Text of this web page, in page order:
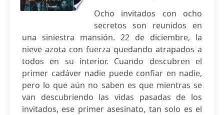
Ocho invitados con ocho
secretos son reunidos en
una siniestra mansión. 22 de diciembre, la
nieve azota con fuerza quedando atrapados a
todos en su interior. Cuando descubren el
primer cadáver nadie puede confiar en nadie,
pero lo que aún no saben es que mientras se
van descubriendo las vidas pasadas de los
invitados, ese primer asesinato, tan solo es el